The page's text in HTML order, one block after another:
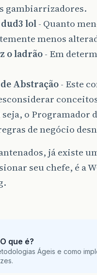
gambiarrizadores.
dud3 lol- Quanto
menos
o ladrão- Em
Abstração- Este
o Programador
de negócio
já existe
seu chefe, é a
que é?
Ágeis e como